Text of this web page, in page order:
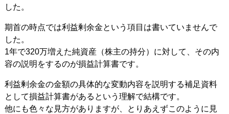
した。
期首の時点では利益剰余金という項目は書いていませんで
した。
1年で320万増えた純資産（株主の持分）に対して、その内
容の説明をするのが損益計算書です。
利益剰余金の金額の具体的な変動内容を説明する補足資料
として損益計算書があるという理解で結構です。
他にも色々な見方がありますが、とりあえずこのように見